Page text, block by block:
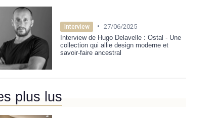
Interview • 27/06/2025
Interview de Hugo Delavelle : Ostal - Une
collection qui allie design moderne et
savoir-faire ancestral
plus lus